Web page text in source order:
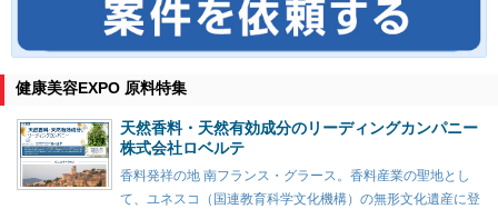
健康美容EXPO 原料特集
天然香料・天然有効成分のリーディングカンパニー
株式会社ロベルテ
香料発祥の地 南フランス・グラース。香料産業の聖地とし
て、ユネスコ（国連教育科学文化機構）の無形文化遺産に登